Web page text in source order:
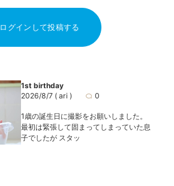
ログインして投稿する
1st birthday
2026/8/7 ( ari ) 0
1歳の誕生日に撮影をお願いしました。
最初は緊張して固まってしまっていた息
子でしたが スタッ